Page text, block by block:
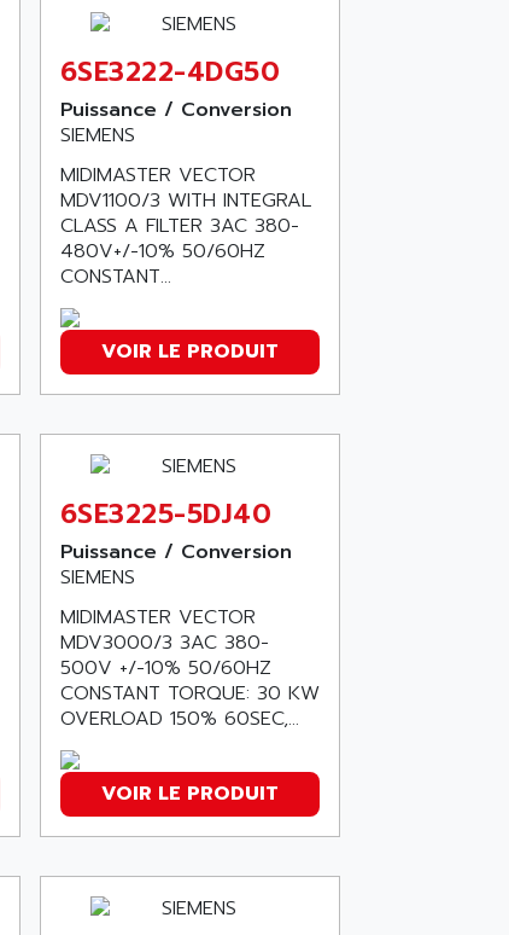
6SE3222-4DG50
Puissance / Conversion
SIEMENS
MIDIMASTER VECTOR
MDV1100/3 WITH INTEGRAL
CLASS A FILTER 3AC 380-
480V+/-10% 50/60HZ
CONSTANT...
VOIR LE PRODUIT
6SE3225-5DJ40
Puissance / Conversion
SIEMENS
MIDIMASTER VECTOR
MDV3000/3 3AC 380-
500V +/-10% 50/60HZ
CONSTANT TORQUE: 30 KW
OVERLOAD 150% 60SEC,...
VOIR LE PRODUIT